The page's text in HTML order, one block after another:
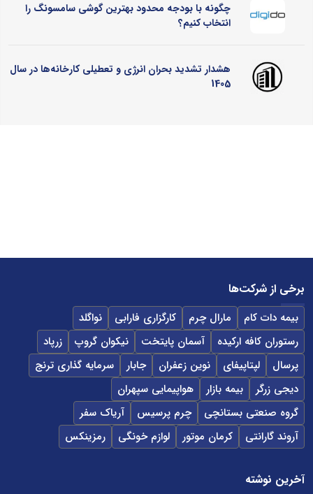
چگونه با بودجه محدود بهترین گوشی سامسونگ را
انتخاب کنیم؟
هشدار تشدید بحران انرژی و تعطیلی کارخانه‌ها در سال
1405
برخی از شرکت‌ها
بیمه دات کام مارال چرم کارگزاری فارابی
نواگلد
رستوران کافه ارکیده
آسمان پایتخت نیکوان گروپ
زرپاد
پرسال
لپتاپیفای نوین زعفران جابار
سرمایه گذاری ترنج
دیجی زرگر
بیمه بازار
هواپیمایی سپهران
گروه صنعتی بستانچی
چرم پرسیس
آریاک سفر
آروند گارانتی
کرمان موتور لوازم خونگی رمزینکس
آخرین نوشته